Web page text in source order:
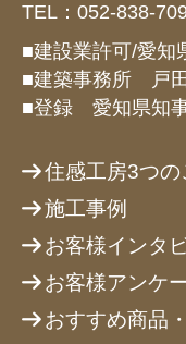
TEL：052-838-
■建設業許可/愛知
■建築事務所 戸
■登録 愛知県知
住感工房3つの
施工事例
お客様インタ
お客様アンケ
おすすめ商品